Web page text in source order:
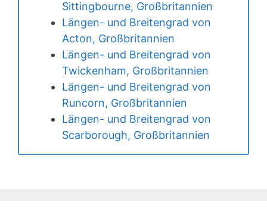
Sittingbourne, Großbritannien
Längen- und Breitengrad von
Acton, Großbritannien
Längen- und Breitengrad von
Twickenham, Großbritannien
Längen- und Breitengrad von
Runcorn, Großbritannien
Längen- und Breitengrad von
Scarborough, Großbritannien